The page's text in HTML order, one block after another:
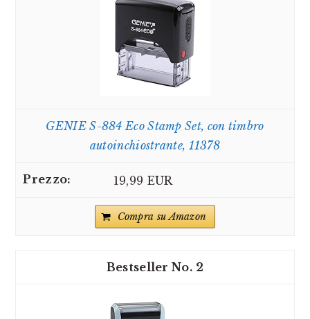
GENIE S-884 Eco Stamp Set, con timbro
autoinchiostrante, 11378
19,99 EUR
Compra su Amazon
2